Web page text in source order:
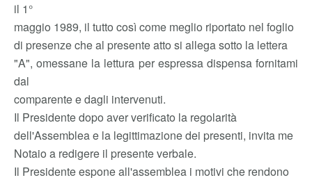
il 1°
maggio 1989, il tutto così come meglio riportato nel foglio
di presenze che al presente atto si allega sotto la lettera
"A", omessane la lettura per espressa dispensa fornitami
dal
comparente e dagli intervenuti.
Il Presidente dopo aver verificato la regolarità
dell'Assemblea e la legittimazione dei presenti, invita me
Notaio a redigere il presente verbale.
Il Presidente espone all'assemblea i motivi che rendono